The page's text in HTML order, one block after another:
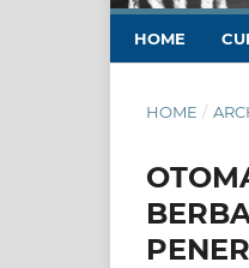
HOME
HOME /